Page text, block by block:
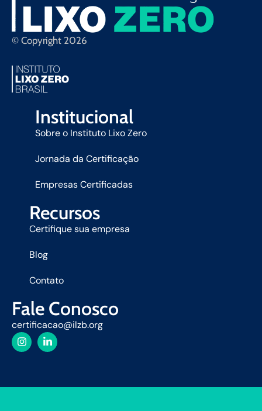
© Copyright 2026
Institucional
Sobre o Instituto Lixo Zero
Jornada da Certificação
Empresas Certificadas
Recursos
Certifique sua empresa
Blog
Contato
Fale Conosco
certificacao@ilzb.org